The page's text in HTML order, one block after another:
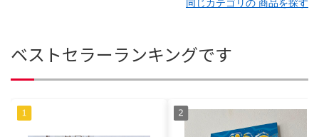
同じカテゴリの 商品を探す
ベストセラーランキングです